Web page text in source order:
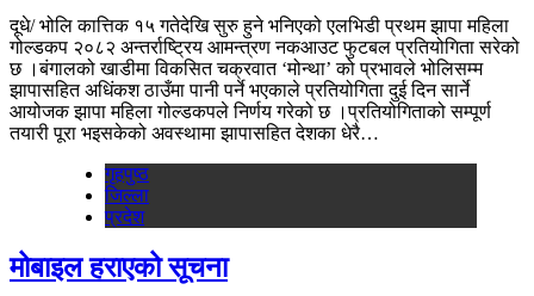
दूधे/ भोलि कात्तिक १५ गतेदेखि सुरु हुने भनिएको एलभिडी प्रथम झापा महिला
गोल्डकप २०८२ अन्तर्राष्ट्रिय आमन्त्रण नकआउट फुटबल प्रतियोगिता सरेको
छ ।बंगालको खाडीमा विकसित चक्रवात ‘मोन्था’ को प्रभावले भोलिसम्म
झापासहित अधिंकश ठाउँमा पानी पर्ने भएकाले प्रतियोगिता दुई दिन सार्ने
आयोजक झापा महिला गोल्डकपले निर्णय गरेको छ ।प्रतियोगिताको सम्पूर्ण
तयारी पूरा भइसकेको अवस्थामा झापासहित देशका धेरै…
गृहपुष्‍ठ
जिल्ला
प्रदेश
मोबाइल हराएको सूचना